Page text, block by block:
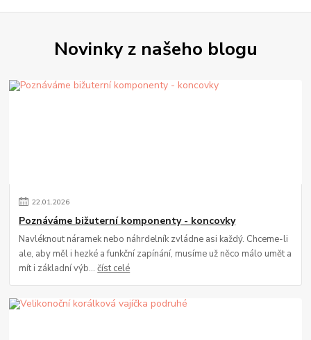
Novinky z našeho blogu
22.01.2026
Poznáváme bižuterní komponenty - koncovky
Navléknout náramek nebo náhrdelník zvládne asi každý. Chceme-li
ale, aby měl i hezké a funkční zapínání, musíme už něco málo umět a
mít i základní výb...číst celé